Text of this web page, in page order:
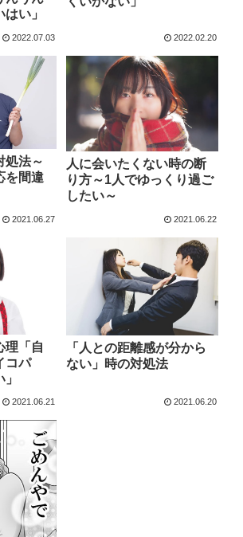
い」
2022.07.03 2022.02.20
処法～
を間違
2021.06.27
人に会いたくない時の断
り方～1人でゆっくり過ご
したい～
2021.06.22
理「自
コパ
2021.06.21
「人との距離感が分から
ない」時の対処法
2021.06.20